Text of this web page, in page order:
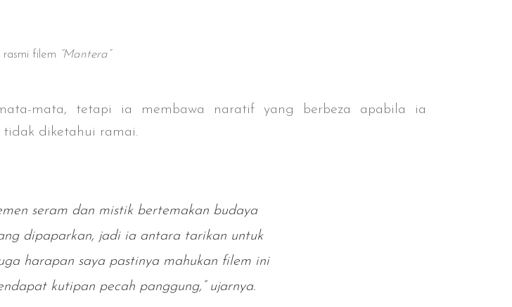
rasmi filem “Mantera”
mata, tetapi ia membawa naratif yang berbeza apabila ia
tidak diketahui ramai.
seram dan mistik bertemakan budaya
dipaparkan, jadi ia antara tarikan untuk
harapan saya pastinya mahukan filem ini
kutipan pecah panggung,” ujarnya.